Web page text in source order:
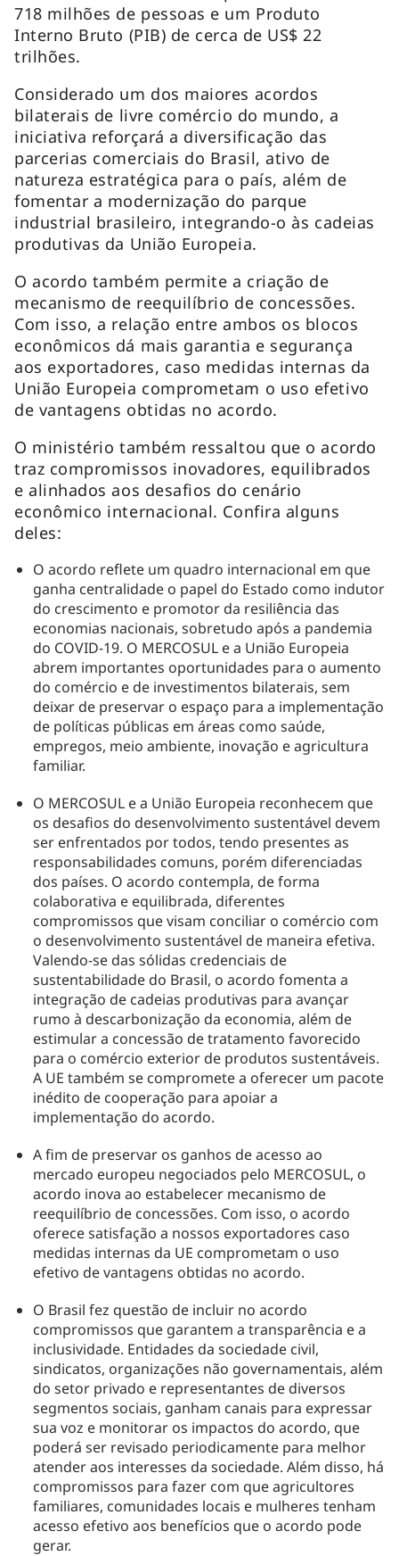
718 milhões de pessoas e um Produto
Interno Bruto (PIB) de cerca de US$ 22
trilhões.
Considerado um dos maiores acordos
bilaterais de livre comércio do mundo, a
iniciativa reforçará a diversificação das
parcerias comerciais do Brasil, ativo de
natureza estratégica para o país, além de
fomentar a modernização do parque
industrial brasileiro, integrando-o às cadeias
produtivas da União Europeia.
O acordo também permite a criação de
mecanismo de reequilíbrio de concessões.
Com isso, a relação entre ambos os blocos
econômicos dá mais garantia e segurança
aos exportadores, caso medidas internas da
União Europeia comprometam o uso efetivo
de vantagens obtidas no acordo.
O ministério também ressaltou que o acordo
traz compromissos inovadores, equilibrados
e alinhados aos desafios do cenário
econômico internacional. Confira alguns
deles:
O acordo reflete um quadro internacional em que
ganha centralidade o papel do Estado como indutor
do crescimento e promotor da resiliência das
economias nacionais, sobretudo após a pandemia
do COVID-19. O MERCOSUL e a União Europeia
abrem importantes oportunidades para o aumento
do comércio e de investimentos bilaterais, sem
deixar de preservar o espaço para a implementação
de políticas públicas em áreas como saúde,
empregos, meio ambiente, inovação e agricultura
familiar.
O MERCOSUL e a União Europeia reconhecem que
os desafios do desenvolvimento sustentável devem
ser enfrentados por todos, tendo presentes as
responsabilidades comuns, porém diferenciadas
dos países. O acordo contempla, de forma
colaborativa e equilibrada, diferentes
compromissos que visam conciliar o comércio com
o desenvolvimento sustentável de maneira efetiva.
Valendo-se das sólidas credenciais de
sustentabilidade do Brasil, o acordo fomenta a
integração de cadeias produtivas para avançar
rumo à descarbonização da economia, além de
estimular a concessão de tratamento favorecido
para o comércio exterior de produtos sustentáveis.
A UE também se compromete a oferecer um pacote
inédito de cooperação para apoiar a
implementação do acordo.
A fim de preservar os ganhos de acesso ao
mercado europeu negociados pelo MERCOSUL, o
acordo inova ao estabelecer mecanismo de
reequilíbrio de concessões. Com isso, o acordo
oferece satisfação a nossos exportadores caso
medidas internas da UE comprometam o uso
efetivo de vantagens obtidas no acordo.
O Brasil fez questão de incluir no acordo
compromissos que garantem a transparência e a
inclusividade. Entidades da sociedade civil,
sindicatos, organizações não governamentais, além
do setor privado e representantes de diversos
segmentos sociais, ganham canais para expressar
sua voz e monitorar os impactos do acordo, que
poderá ser revisado periodicamente para melhor
atender aos interesses da sociedade. Além disso, há
compromissos para fazer com que agricultores
familiares, comunidades locais e mulheres tenham
acesso efetivo aos benefícios que o acordo pode
gerar.